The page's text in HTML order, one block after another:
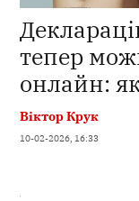
тепер
онлайн:
Віктор Крук
10-02-2026, 16:33